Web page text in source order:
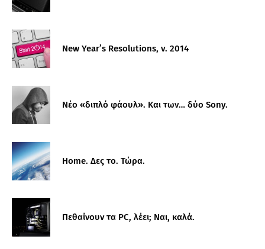
New Year’s Resolutions, v. 2014
Νέο «διπλό φάουλ». Και των… δύο Sony.
Home. Δες το. Τώρα.
Πεθαίνουν τα PC, λέει; Ναι, καλά.